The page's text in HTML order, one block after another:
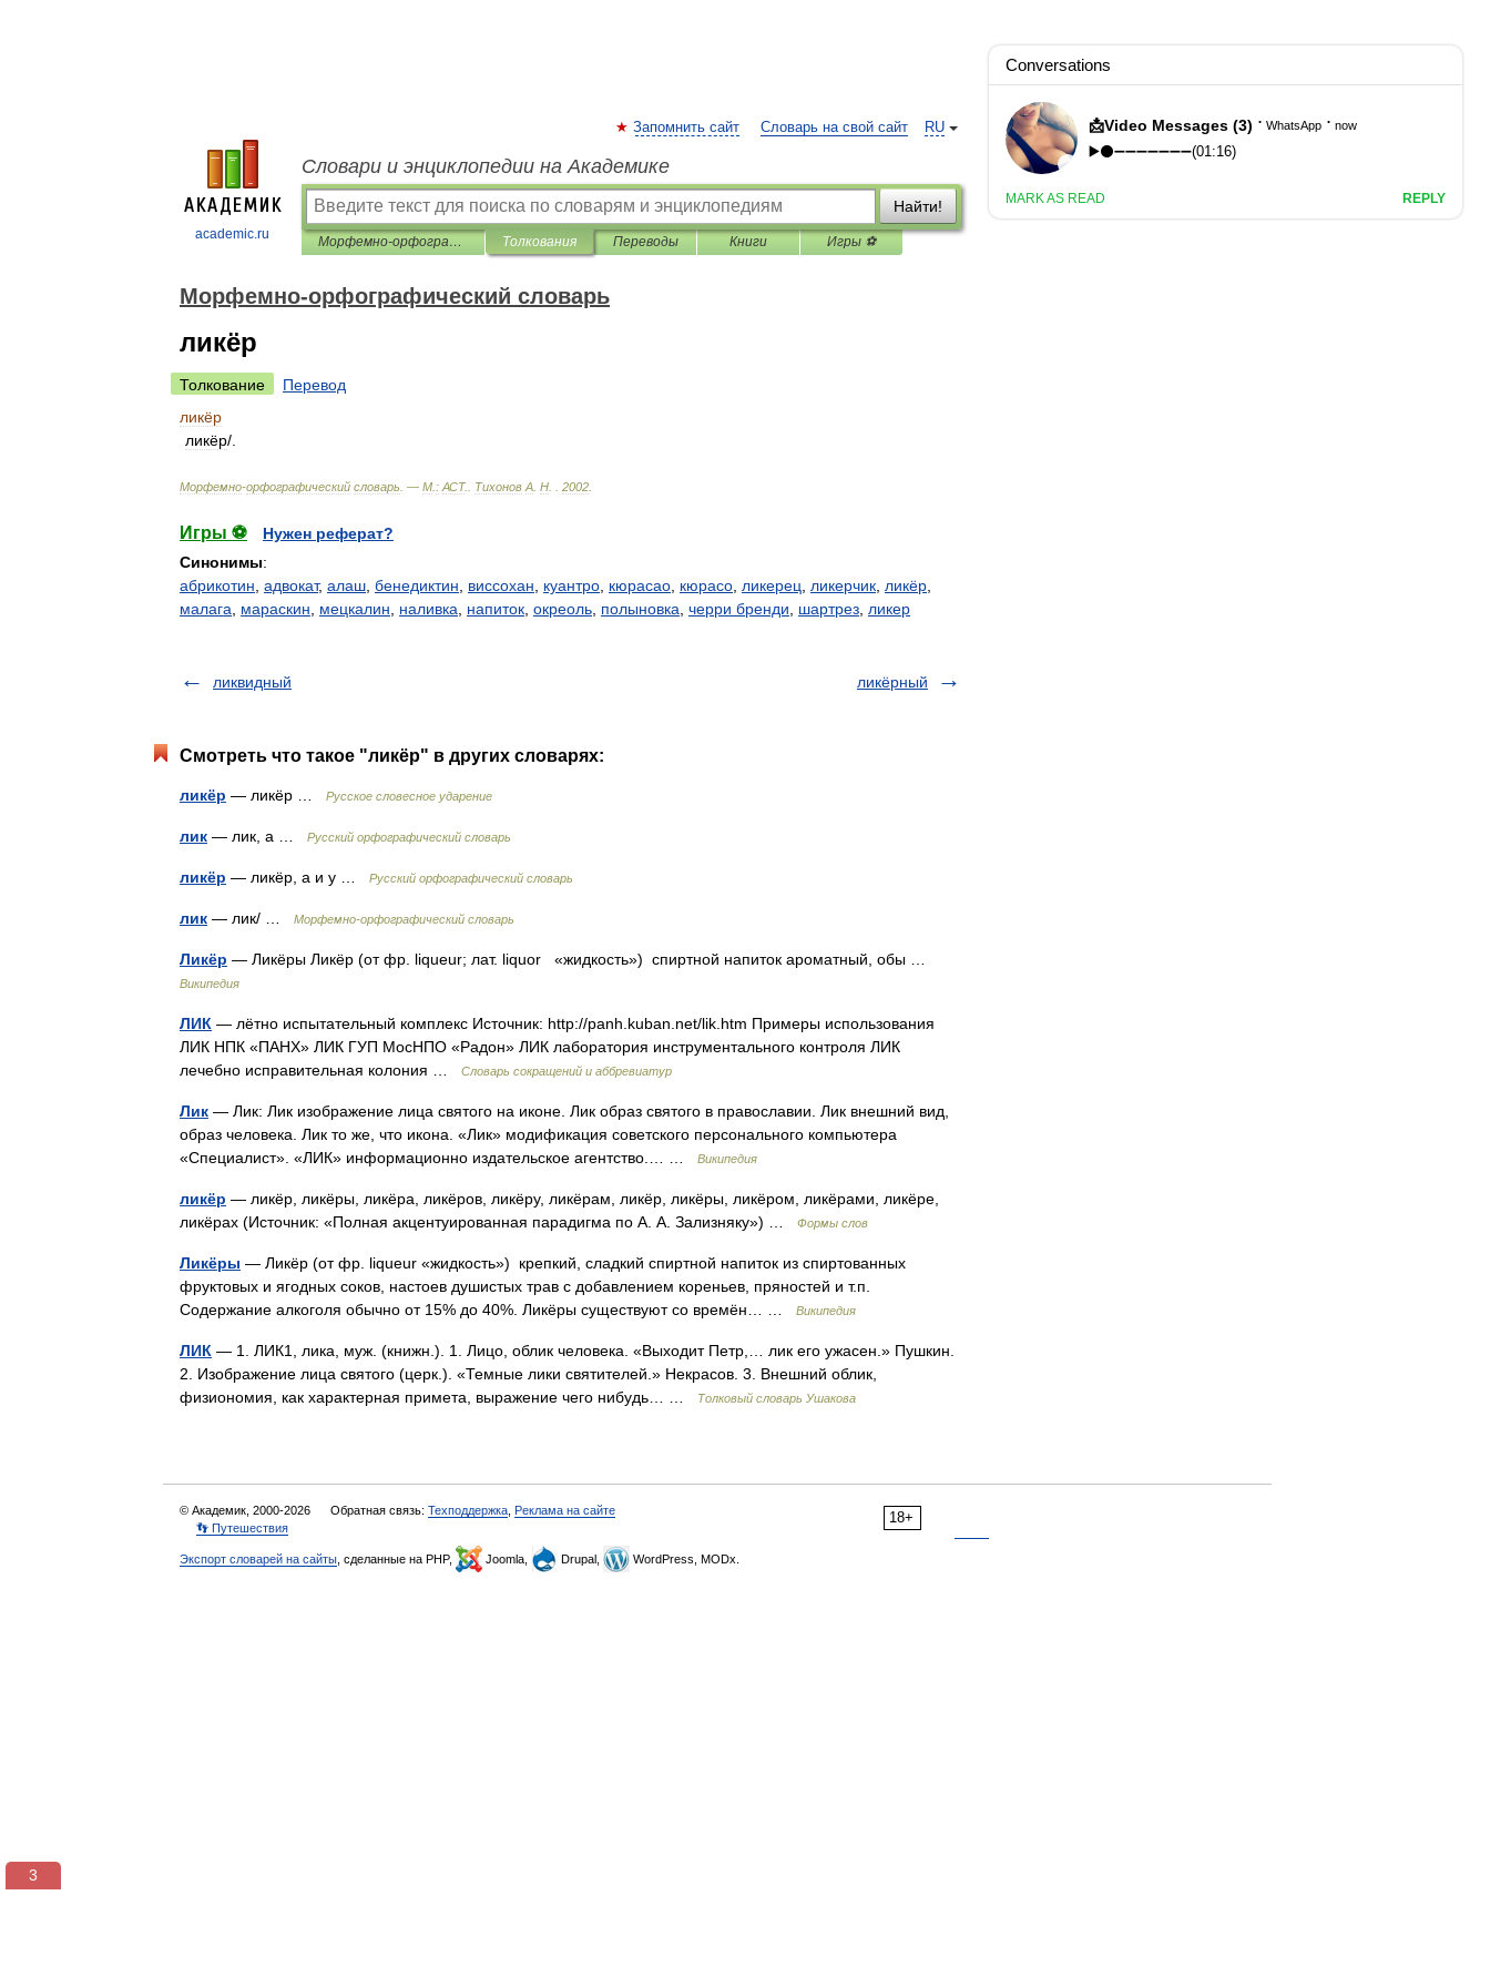
academic.ru
RU
Запомнить сайт Словарь на свой сайт
Словари и энциклопедии на Академике
Найти!
Морфемно-орфографический словарь Толкования Переводы Книги Игры ⚽
Морфемно-орфографический словарь
ликёр
Толкование
Перевод
ликёр
ликёр/.
Морфемно-орфографический словарь . — М : АСТ. Тихонов А Н 2002
Игры ⚽
Нужен реферат?
Синонимы:
абрикотин адвокат, алаш бенедиктин виссохан куантро кюрасао кюрасо ликерец ликерчик ликёр
малага
мараскин мецкалин наливка напиток окреоль полыновка черри бренди шартрез ликер
ликвидный ликёрный
Смотреть что такое "ликёр" в других словарях:
ликёр — ликёр … Русское словесное ударение
лик — лик, а … Русский орфографический словарь
ликёр — ликёр, а и у … Русский орфографический словарь
лик — лик/ … Морфемно-орфографический словарь
Ликёр — Ликёры Ликёр (от фр. liqueur; лат. liquor «жидкость») спиртной напиток ароматный, обы …
Википедия
ЛИК — лётно испытательный комплекс Источник: http://panh.kuban.net/lik.htm Примеры использования
ЛИК НПК «ПАНХ» ЛИК ГУП МосНПО «Радон» ЛИК лаборатория инструментального контроля ЛИК
лечебно исправительная колония …
Словарь сокращений и аббревиатур
Лик — Лик: Лик изображение лица святого на иконе. Лик образ святого в православии. Лик внешний вид,
образ человека. Лик то же, что икона. «Лик» модификация советского персонального компьютера
«Специалист». «ЛИК» информационно издательское агентство.… …
Википедия
ликёр — ликёр, ликёры, ликёра, ликёров, ликёру, ликёрам, ликёр, ликёры, ликёром, ликёрами, ликёре,
ликёрах (Источник: «Полная акцентуированная парадигма по А. А. Зализняку») …
Формы слов
Ликёры — Ликёр (от фр. liqueur «жидкость») крепкий, сладкий спиртной напиток из спиртованных
фруктовых и ягодных соков, настоев душистых трав с добавлением кореньев, пряностей и т.п.
Содержание алкоголя обычно от 15% до 40%. Ликёры существуют со времён… …
Википедия
ЛИК — 1. ЛИК1, лика, муж. (книжн.). 1. Лицо, облик человека. «Выходит Петр,… лик его ужасен.» Пушкин.
2. Изображение лица святого (церк.). «Темные лики святителей.» Некрасов. 3. Внешний облик,
физиономия, как характерная примета, выражение чего нибудь… …
Толковый словарь Ушакова
18+
© Академик, 2000-2026 Обратная связь: Техподдержка Реклама на сайте
👣 Путешествия
Экспорт словарей на сайты , сделанные на PHP, Joomla, Drupal, WordPress, MODx.
3